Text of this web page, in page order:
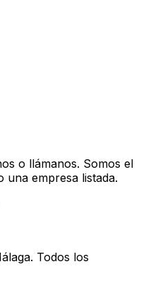
o llámanos. Somos el
una empresa listada.
Todos los